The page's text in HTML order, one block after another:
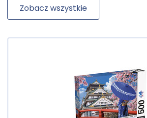
Zobacz wszystkie